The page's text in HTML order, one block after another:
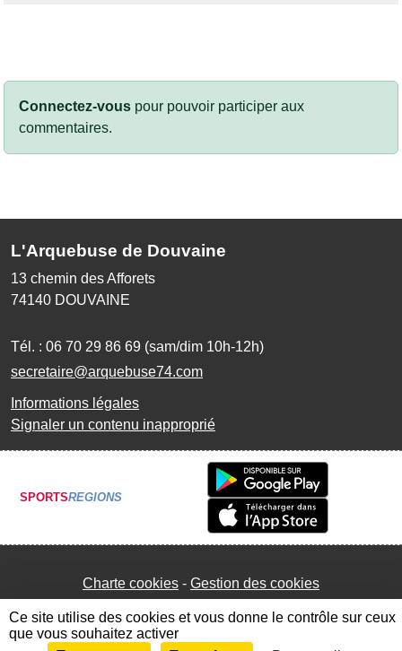
Connectez-vous pour pouvoir participer aux
commentaires.
L'Arquebuse de Douvaine
13 chemin des Afforets
74140 DOUVAINE
Tél. : 06 70 29 86 69 (sam/dim 10h-12h)
secretaire@arquebuse74.com
Informations légales
Signaler un contenu inapproprié
SPORTSREGIONS
Charte cookies Gestion des cookies
Ce site utilise des cookies et vous donne le contrôle sur ceux
que vous souhaitez activer